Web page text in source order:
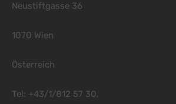
Neustiftgasse 36
1070 Wien
Österreich
Tel: +43/1/812 57 30,